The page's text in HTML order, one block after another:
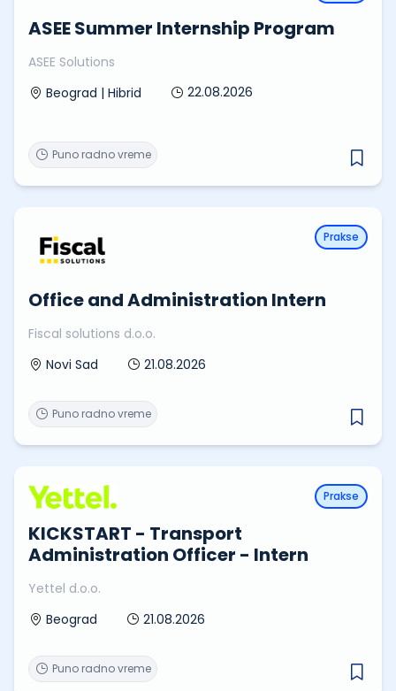
ASEE Summer Internship Program
ASEE Solutions
Beograd | Hibrid
22.08.2026
Puno radno vreme
Prakse
Office and Administration Intern
Fiscal solutions d.o.o.
Novi Sad
21.08.2026
Puno radno vreme
Prakse
KICKSTART - Transport
Administration Officer - Intern
Yettel d.o.o.
Beograd
21.08.2026
Puno radno vreme